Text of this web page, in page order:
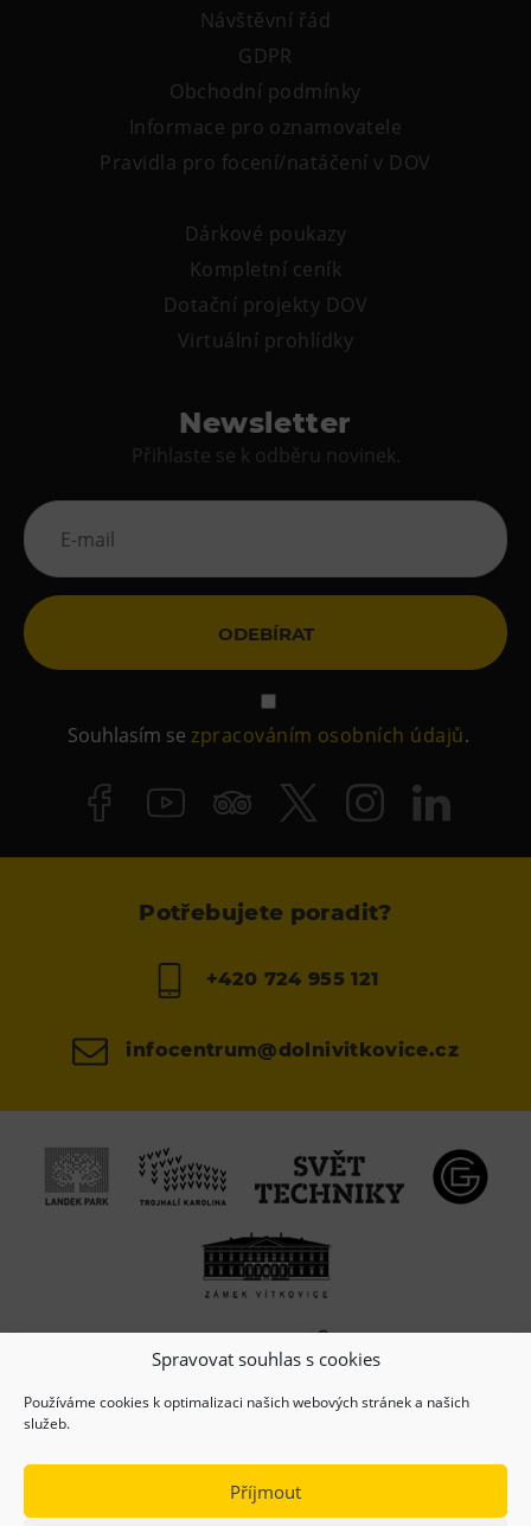
Spravovat souhlas s cookies
Používáme cookies k optimalizaci našich webových stránek a našich
služeb.
Příjmout
Návštěvní řád
GDPR
Obchodní podmínky
Informace pro oznamovatele
Pravidla pro focení/natáčení v DOV
Dárkové poukazy
Kompletní ceník
Dotační projekty DOV
Virtuální prohlídky
Newsletter
Přihlaste se k odběru novinek.
ODEBÍRAT
Souhlasím sezpracováním osobních údajů.
Potřebujete poradit?
+420 724 955 121
infocentrum@dolnivitkovice.cz